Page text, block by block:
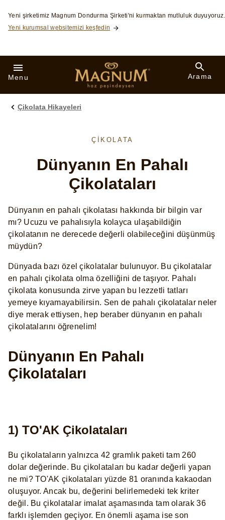
Skip to:
Yeni şirketimiz Magnum Dondurma Şirketi'ni kurmaktan mutluluk duyuyoruz.
Yeni kurumsal websitemizi keşfedin
Menu Arama
Çikolata Hikayeleri
ÇIKOLATA
Dünyanın En Pahalı
Çikolataları
Dünyanın en pahalı çikolatası hakkında bir bilgin var
mı? Ucuzu ve pahalısıyla kolayca ulaşabildiğin
çikolatanın ne derecede değerli olabileceğini düşünmüş
müydün?
Dünyada bazı özel çikolatalar bulunuyor. Bu çikolatalar
en pahalı çikolata olma özelliğini de taşıyor. Pahalı
çikolata konusunda zirve yapan bu lezzetli tatları
yemeye kıyamayabilirsin. Sen de pahalı çikolatalar neler
diye merak ettiysen, hep beraber dünyanın en pahalı
çikolatalarını öğrenelim!
Dünyanın En Pahalı
Çikolataları
1) TO'AK Çikolataları
Bu çikolataların yalnızca 42 gramlık paketi tam 260
dolar değerinde. Bu çikolataları bu kadar değerli yapan
ne mi? TO'AK çikolataları yüzde 81 oranında kakaodan
oluşuyor. Ancak bu, değerini belirlemedeki tek kriter
değil. Bu çikolatalar imalat aşamasında tam olarak 36
farklı işlemden geçiyor. En önemli aşama ise son